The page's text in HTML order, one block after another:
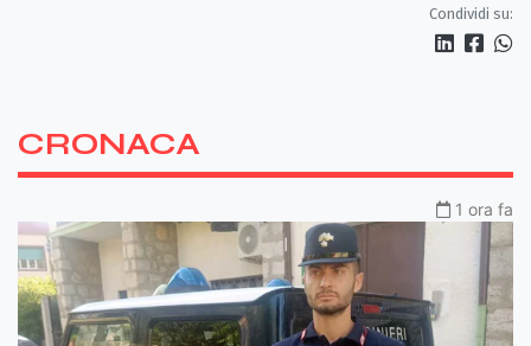
Condividi su:
CRONACA
1 ora fa